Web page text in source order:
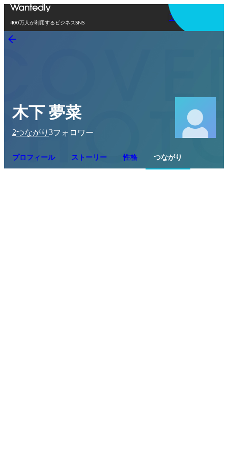
400万人が利用するビジネスSNS
アプリを使う
木下 夢菜
2つながり 3フォロワー
プロフィール ストーリー 性格 つながり